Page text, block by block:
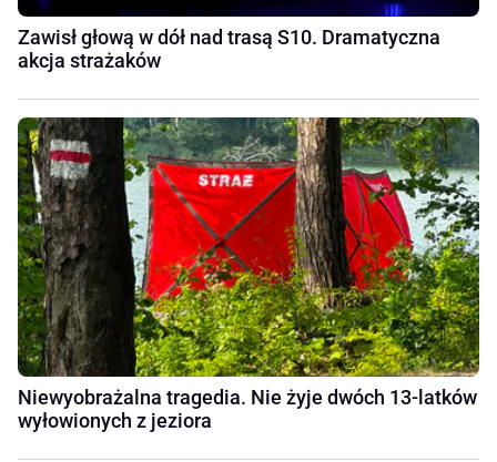
Zawisł głową w dół nad trasą S10. Dramatyczna
akcja strażaków
Niewyobrażalna tragedia. Nie żyje dwóch 13-latków
wyłowionych z jeziora